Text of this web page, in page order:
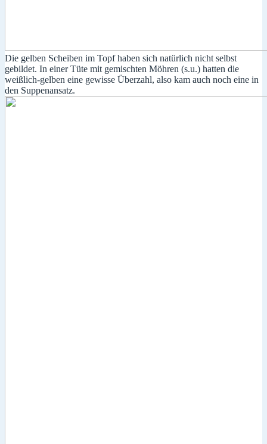
Die gelben Scheiben im Topf haben sich natürlich nicht selbst
gebildet. In einer Tüte mit gemischten Möhren (s.u.) hatten die
weißlich-gelben eine gewisse Überzahl, also kam auch noch eine in
den Suppenansatz.